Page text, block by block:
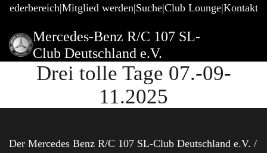
Mitglied werden Suche Club Lounge Kontakt
Mercedes-Benz R/C 107 SL-
Club Deutschland e.V.
Drei tolle Tage 07.-09-
11.2025
Der Mercedes Benz R/C 107 SL-Club Deutschland e.V. /